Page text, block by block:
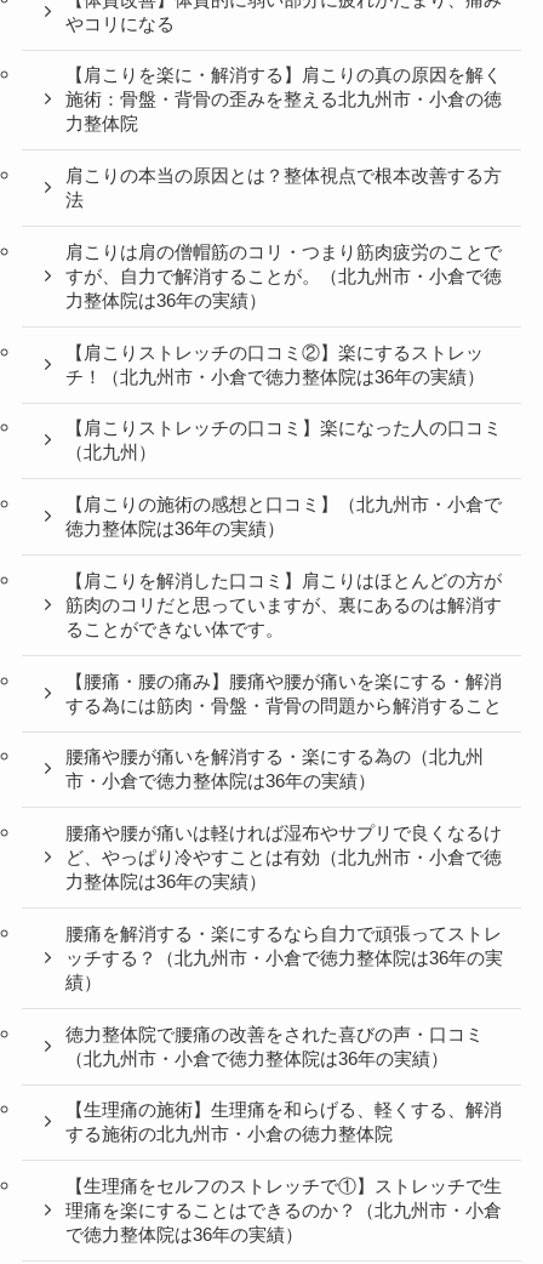
やコリになる
【肩こりを楽に・解消する】肩こりの真の原因を解く
施術：骨盤・背骨の歪みを整える北九州市・小倉の徳
力整体院
肩こりの本当の原因とは？整体視点で根本改善する方
法
肩こりは肩の僧帽筋のコリ・つまり筋肉疲労のことで
すが、自力で解消することが。（北九州市・小倉で徳
力整体院は36年の実績）
【肩こりストレッチの口コミ②】楽にするストレッ
チ！（北九州市・小倉で徳力整体院は36年の実績）
【肩こりストレッチの口コミ】楽になった人の口コミ
（北九州）
【肩こりの施術の感想と口コミ】（北九州市・小倉で
徳力整体院は36年の実績）
【肩こりを解消した口コミ】肩こりはほとんどの方が
筋肉のコリだと思っていますが、裏にあるのは解消す
ることができない体です。
【腰痛・腰の痛み】腰痛や腰が痛いを楽にする・解消
する為には筋肉・骨盤・背骨の問題から解消すること
腰痛や腰が痛いを解消する・楽にする為の（北九州
市・小倉で徳力整体院は36年の実績）
腰痛や腰が痛いは軽ければ湿布やサプリで良くなるけ
ど、やっぱり冷やすことは有効（北九州市・小倉で徳
力整体院は36年の実績）
腰痛を解消する・楽にするなら自力で頑張ってストレ
ッチする？（北九州市・小倉で徳力整体院は36年の実
績）
徳力整体院で腰痛の改善をされた喜びの声・口コミ
（北九州市・小倉で徳力整体院は36年の実績）
【生理痛の施術】生理痛を和らげる、軽くする、解消
する施術の北九州市・小倉の徳力整体院
【生理痛をセルフのストレッチで①】ストレッチで生
理痛を楽にすることはできるのか？（北九州市・小倉
で徳力整体院は36年の実績）